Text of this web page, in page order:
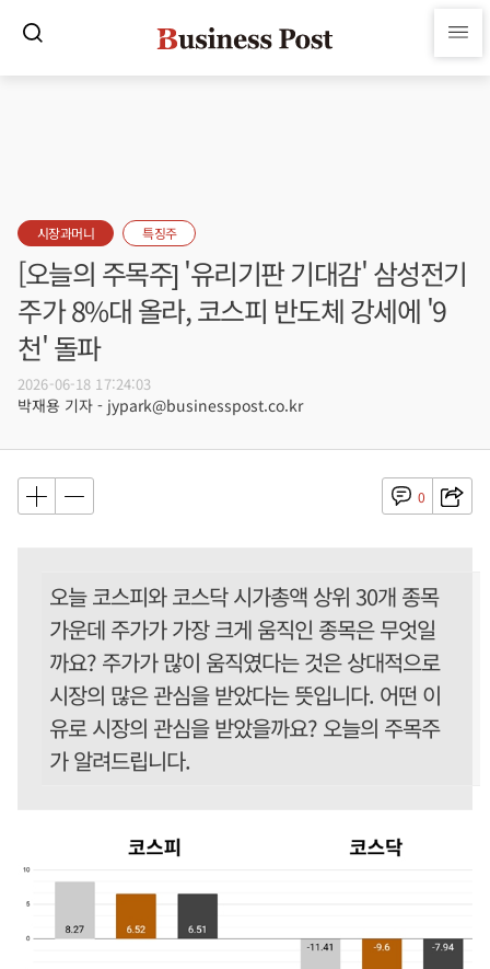
시장과머니 특징주
[오늘의 주목주] '유리기판 기대감' 삼성전기
주가 8%대 올라, 코스피 반도체 강세에 '9
천' 돌파
2026-06-18 17:24:03
박재용 기자 - jypark@businesspost.co.kr
0
오늘 코스피와 코스닥 시가총액 상위 30개 종목
가운데 주가가 가장 크게 움직인 종목은 무엇일
까요? 주가가 많이 움직였다는 것은 상대적으로
시장의 많은 관심을 받았다는 뜻입니다. 어떤 이
유로 시장의 관심을 받았을까요? 오늘의 주목주
가 알려드립니다.